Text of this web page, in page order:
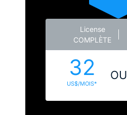
License
COMPLÈTE
OU
32
US$/MOIS*